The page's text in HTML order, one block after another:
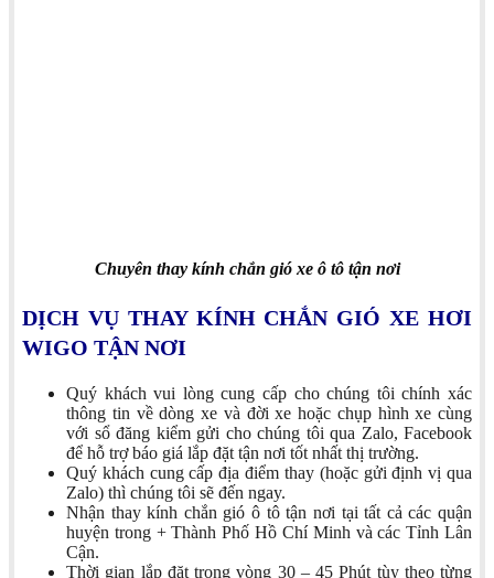
Chuyên thay kính chắn gió xe ô tô tận nơi
DỊCH VỤ THAY KÍNH CHẮN GIÓ XE HƠI
WIGO TẬN NƠI
Quý khách vui lòng cung cấp cho chúng tôi chính xác
thông tin về dòng xe và đời xe hoặc chụp hình xe cùng
với sổ đăng kiểm gửi cho chúng tôi qua Zalo, Facebook
để hỗ trợ báo giá lắp đặt tận nơi tốt nhất thị trường.
Quý khách cung cấp địa điểm thay (hoặc gửi định vị qua
Zalo) thì chúng tôi sẽ đến ngay.
Nhận thay kính chắn gió ô tô tận nơi tại tất cả các quận
huyện trong + Thành Phố Hồ Chí Minh và các Tỉnh Lân
Cận.
Thời gian lắp đặt trong vòng 30 – 45 Phút tùy theo từng